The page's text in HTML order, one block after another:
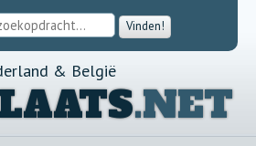
Vinden!
& België
.NET